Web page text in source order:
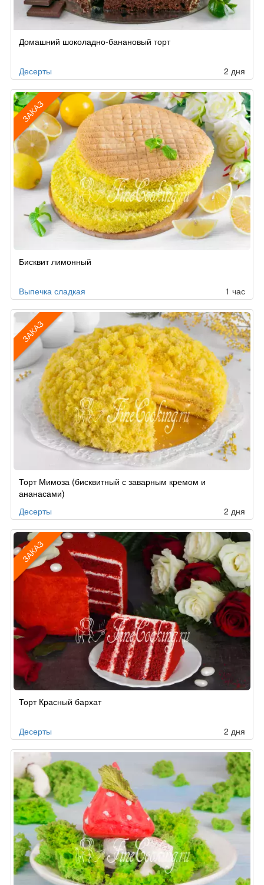
Домашний шоколадно-банановый торт
Десерты 2 дня
ЗАКАЗ
поБисквит лимонный
Выпечка сладкая 1 час
ЗАКАЗ
по
заказу
Торт Мимоза (бисквитный с заварным кремом и
ананасами)
Десерты
2 дня
ЗАКАЗ
по
Торт Красный бархат
Десерты 2 дня